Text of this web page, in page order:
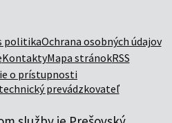
politikaOchrana osobných údajov
KontaktyMapa stránokRSS
o prístupnosti
prevádzkovateľ